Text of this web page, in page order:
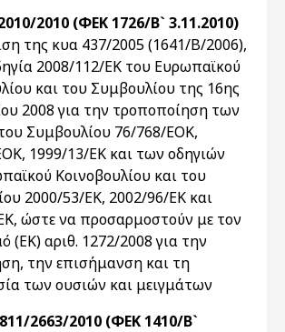
2010 (ΦΕΚ 1726/Β` 3.11.2010)
της κυα 437/2005 (1641/Β/2006),
2008/112/ΕΚ του Ευρωπαϊκού
και του Συμβουλίου της 16ης
2008 για την τροποποίηση των
Συμβουλίου 76/768/ΕΟΚ,
1999/13/ΕΚ και των οδηγιών
Κοινοβουλίου και του
2000/53/ΕΚ, 2002/96/ΕΚ και
ώστε να προσαρμοστούν με τον
(ΕΚ) αριθ. 1272/2008 για την
την επισήμανση και τη
των ουσιών και μειγμάτων
2663/2010 (ΦΕΚ 1410/Β`